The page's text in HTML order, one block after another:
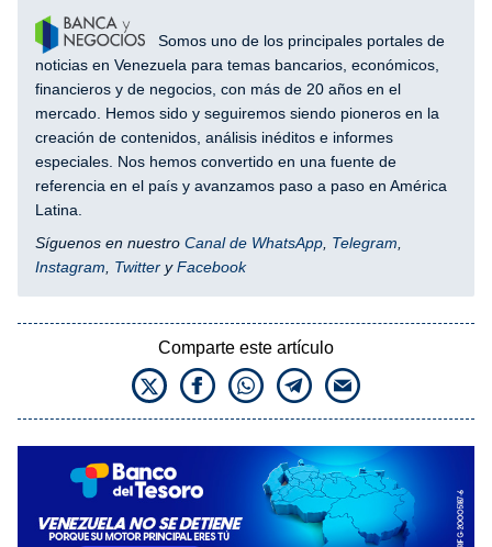
Somos uno de los principales portales de
noticias en Venezuela para temas bancarios, económicos,
financieros y de negocios, con más de 20 años en el
mercado. Hemos sido y seguiremos siendo pioneros en la
creación de contenidos, análisis inéditos e informes
especiales. Nos hemos convertido en una fuente de
referencia en el país y avanzamos paso a paso en América
Latina.
Síguenos en nuestro Canal de WhatsApp, Telegram,
Instagram, Twitter yFacebook
Comparte este artículo